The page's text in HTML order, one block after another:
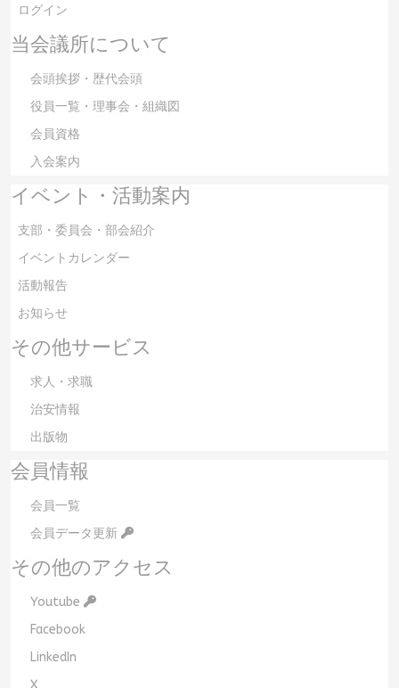
ログイン
当会議所について
会頭挨拶・歴代会頭
役員一覧・理事会・組織図
会員資格
入会案内
イベント・活動案内
支部・委員会・部会紹介
イベントカレンダー
活動報告
お知らせ
その他サービス
求人・求職
治安情報
出版物
会員情報
会員一覧
会員データ更新
その他のアクセス
Youtube
Facebook
LinkedIn
X